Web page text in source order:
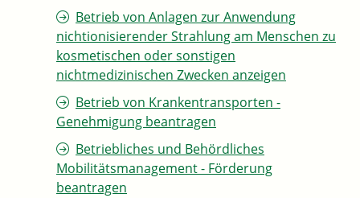
Betrieb von Anlagen zur Anwendung
nichtionisierender Strahlung am Menschen zu
kosmetischen oder sonstigen
nichtmedizinischen Zwecken anzeigen
Betrieb von Krankentransporten -
Genehmigung beantragen
Betriebliches und Behördliches
Mobilitätsmanagement - Förderung
beantragen